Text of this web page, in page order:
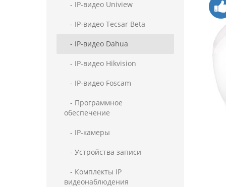
- IP-видео Uniview
- IP-видео Tecsar Beta
- IP-видео Dahua
- IP-видео Hikvision
- IP-видео Foscam
- Программное
обеспечение
- IP-камеры
- Устройства записи
- Комплекты IP
видеонаблюдения